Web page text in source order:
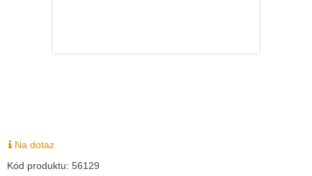
Na dotaz
Kód produktu: 56129